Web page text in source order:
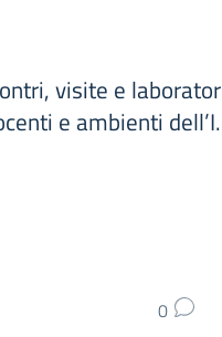
visite e
e ambienti
0